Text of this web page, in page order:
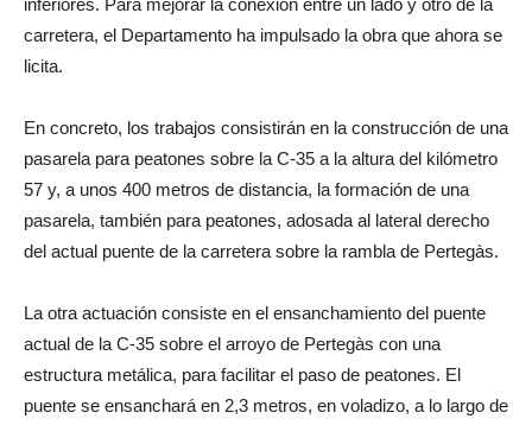
inferiores. Para mejorar la conexión entre un lado y otro de la
carretera, el Departamento ha impulsado la obra que ahora se
licita.
En concreto, los trabajos consistirán en la construcción de una
pasarela para peatones sobre la C-35 a la altura del kilómetro
57 y, a unos 400 metros de distancia, la formación de una
pasarela, también para peatones, adosada al lateral derecho
del actual puente de la carretera sobre la rambla de Pertegàs.
La otra actuación consiste en el ensanchamiento del puente
actual de la C-35 sobre el arroyo de Pertegàs con una
estructura metálica, para facilitar el paso de peatones. El
puente se ensanchará en 2,3 metros, en voladizo, a lo largo de